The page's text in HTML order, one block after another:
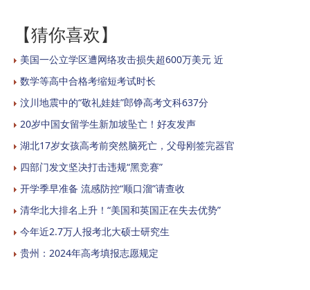
【猜你喜欢】
美国一公立学区遭网络攻击损失超600万美元 近
数学等高中合格考缩短考试时长
汶川地震中的“敬礼娃娃”郎铮高考文科637分
20岁中国女留学生新加坡坠亡！好友发声
湖北17岁女孩高考前突然脑死亡，父母刚签完器官
四部门发文坚决打击违规“黑竞赛”
开学季早准备 流感防控“顺口溜”请查收
清华北大排名上升！“美国和英国正在失去优势”
今年近2.7万人报考北大硕士研究生
贵州：2024年高考填报志愿规定